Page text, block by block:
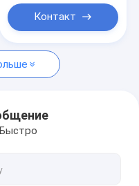
станков с ЧПУ
Контакт